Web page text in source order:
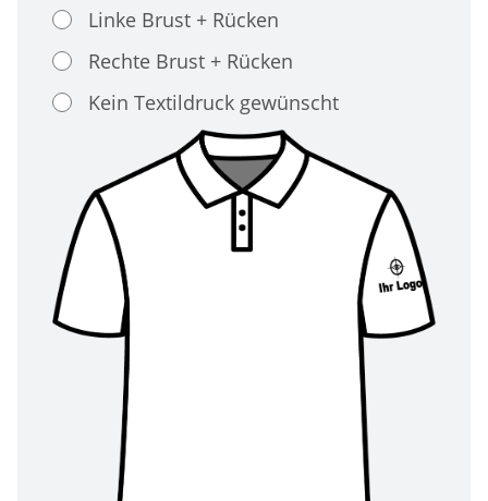
Linke Brust + Rücken
Rechte Brust + Rücken
Kein Textildruck gewünscht